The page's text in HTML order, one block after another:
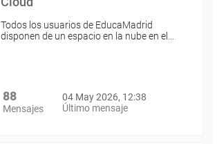
Todos los usuarios de EducaMadrid
disponen de un espacio en la nube en el…
88
Mensajes
04 May 2026, 12:38
Último mensaje